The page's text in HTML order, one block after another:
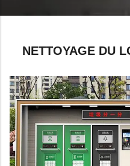
NETTOYAGE DU